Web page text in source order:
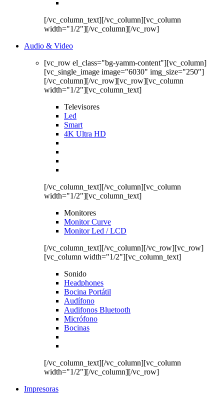
[/vc_column_text][/vc_column][vc_column
width="1/2"][/vc_column][/vc_row]
Audio & Video
[vc_row el_class="bg-yamm-content"][vc_column]
[vc_single_image image="6030" img_size="250"]
[/vc_column][/vc_row][vc_row][vc_column
width="1/2"][vc_column_text]
Televisores
Led
Smart
4K Ultra HD
[/vc_column_text][/vc_column][vc_column
width="1/2"][vc_column_text]
Monitores
Monitor Curve
Monitor Led / LCD
[/vc_column_text][/vc_column][/vc_row][vc_row]
[vc_column width="1/2"][vc_column_text]
Sonido
Headphones
Bocina Portátil
Audífono
Audifonos Bluetooth
Micrófono
Bocinas
[/vc_column_text][/vc_column][vc_column
width="1/2"][/vc_column][/vc_row]
Impresoras